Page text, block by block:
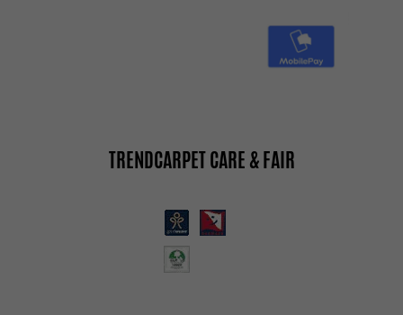
TRENDCARPET CARE & FAIR